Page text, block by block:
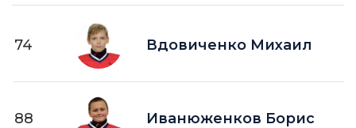
74 Вдовиченко Михаил
88 Иванюженков Борис